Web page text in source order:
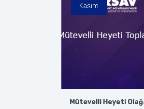
Mütevelli Heyeti
Kasım